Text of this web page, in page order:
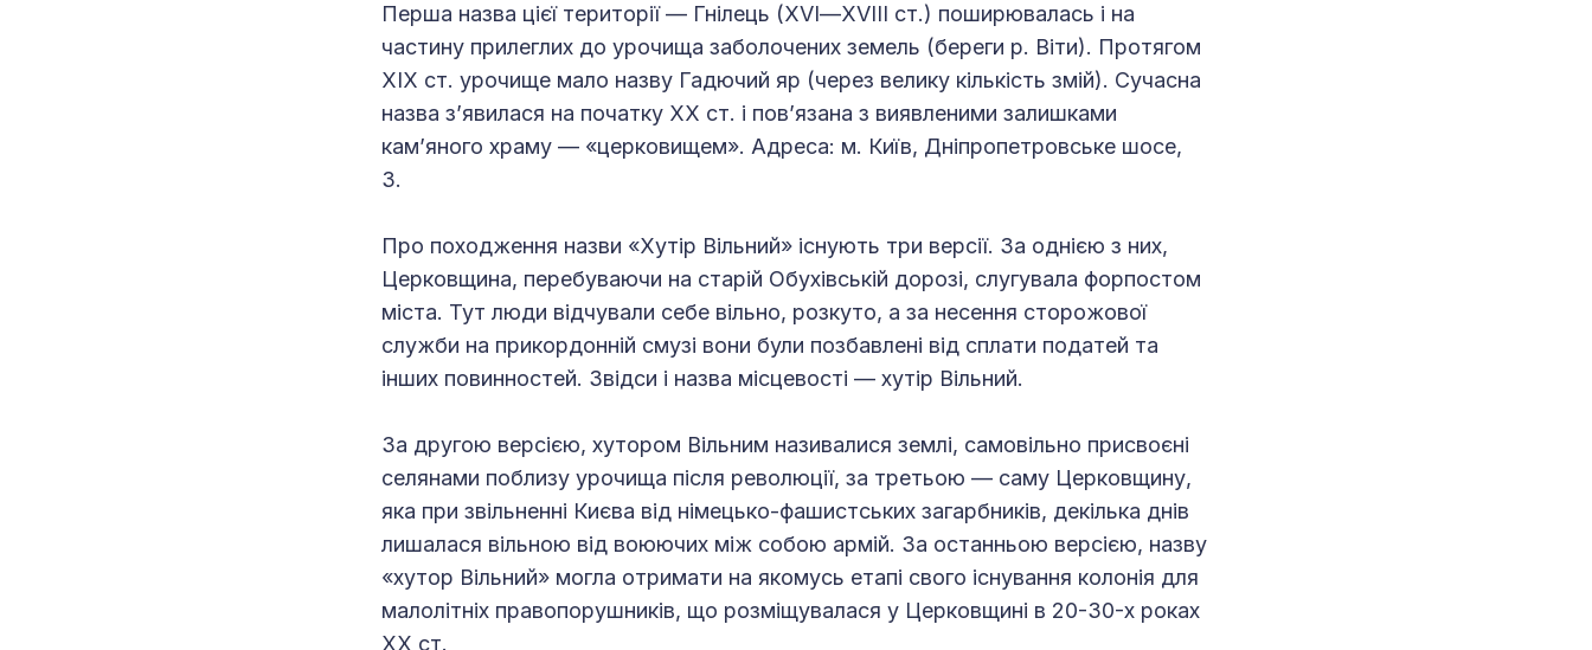
Перша назва цієї території — Гнілець (ХVІ—ХVІІІ ст.) поширювалась і на
частину прилеглих до урочища заболочених земель (береги р. Віти). Протягом
XIX ст. урочище мало назву Гадючий яр (через велику кількість змій). Сучасна
назва з’явилася на початку ХХ ст. і пов’язана з виявленими залишками
кам’яного храму — «церковищем». Адреса: м. Київ, Дніпропетровське шосе,
3.
Про походження назви «Хутір Вільний» існують три версії. За однією з них,
Церковщина, перебуваючи на старій Обухівській дорозі, слугувала форпостом
міста. Тут люди відчували себе вільно, розкуто, а за несення сторожової
служби на прикордонній смузі вони були позбавлені від сплати податей та
інших повинностей. Звідси і назва місцевості — хутір Вільний.
За другою версією, хутором Вільним називалися землі, самовільно присвоєні
селянами поблизу урочища після революції, за третьою — саму Церковщину,
яка при звільненні Києва від німецько-фашистських загарбників, декілька днів
лишалася вільною від воюючих між собою армій. За останньою версією, назву
«хутор Вільний» могла отримати на якомусь етапі свого існування колонія для
малолітніх правопорушників, що розміщувалася у Церковщині в 20-30-х роках
ХХ ст.